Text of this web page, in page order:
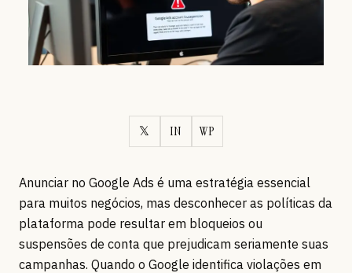
𝕏 IN WP
Anunciar no Google Ads é uma estratégia essencial
para muitos negócios, mas desconhecer as políticas da
plataforma pode resultar em bloqueios ou
suspensões de conta que prejudicam seriamente suas
campanhas. Quando o Google identifica violações em